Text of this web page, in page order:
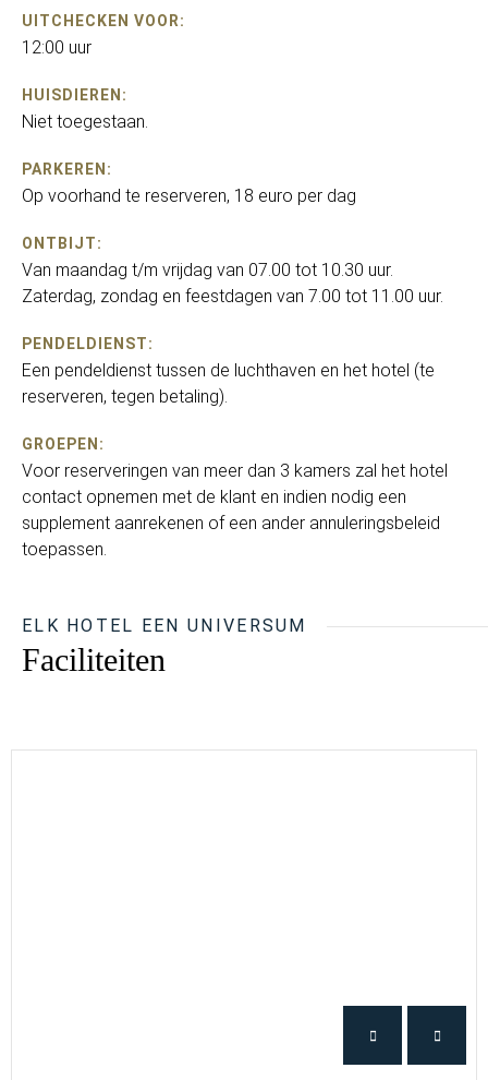
UITCHECKEN VOOR:
12:00 uur
HUISDIEREN:
Niet toegestaan.
PARKEREN:
Op voorhand te reserveren, 18 euro per dag
ONTBIJT:
Van maandag t/m vrijdag van 07.00 tot 10.30 uur.
Zaterdag, zondag en feestdagen van 7.00 tot 11.00 uur.
PENDELDIENST:
Een pendeldienst tussen de luchthaven en het hotel (te
reserveren, tegen betaling).
GROEPEN:
Voor reserveringen van meer dan 3 kamers zal het hotel
contact opnemen met de klant en indien nodig een
supplement aanrekenen of een ander annuleringsbeleid
toepassen.
ELK HOTEL EEN UNIVERSUM
Faciliteiten